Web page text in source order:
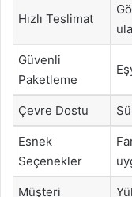
Hızlı Teslimat
Güvenli
Paketleme
Çevre Dostu
Esnek
Seçenekler
Müşteri